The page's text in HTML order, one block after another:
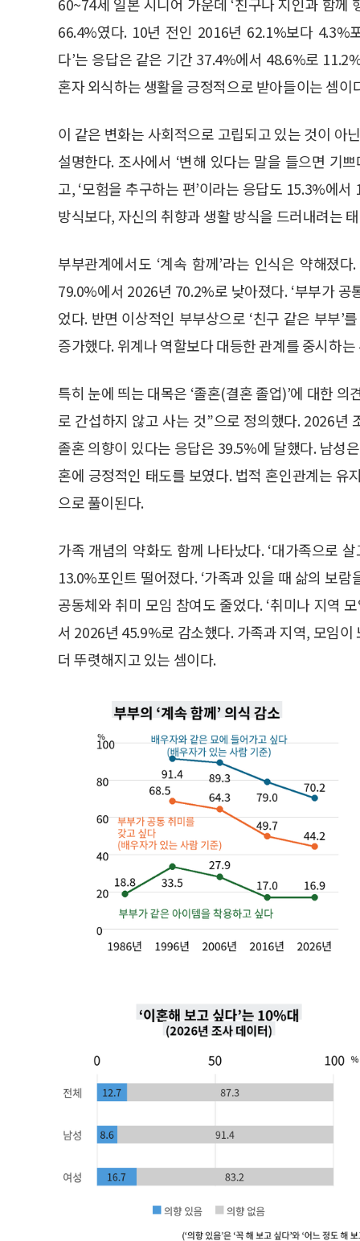
66.4%였다. 10년 전인 2016년 62.1%보다 4.3%
다’는 응답은 같은 기간 37.4%에서 48.6%로
혼자 외식하는 생활을 긍정적으로 받아들이는 셈이
이 같은 변화는 사회적으로 고립되고 있는 것이 아
설명한다. 조사에서 ‘변해 있다는 말을 들으면 기
고, ‘모험을 추구하는 편’이라는 응답도 15.3%에
방식보다, 자신의 취향과 생활 방식을 드러내려는
부부관계에서도 ‘계속 함께’라는 인식은 약해졌
79.0%에서 2026년 70.2%로 낮아졌다. ‘부부가
었다. 반면 이상적인 부부상으로 ‘친구 같은 부부
증가했다. 위계나 역할보다 대등한 관계를 중시하
특히 눈에 띄는 대목은 ‘졸혼(결혼 졸업)’에 대한
로 간섭하지 않고 사는 것”으로 정의했다. 2026년
졸혼 의향이 있다는 응답은 39.5%에 달했다. 남성
혼에 긍정적인 태도를 보였다. 법적 혼인관계는
으로 풀이된다.
가족 개념의 약화도 함께 나타났다. ‘대가족으로
13.0%포인트 떨어졌다. ‘가족과 있을 때 삶의 보
공동체와 취미 모임 참여도 줄었다. ‘취미나 지역
서 2026년 45.9%로 감소했다. 가족과 지역, 모임
더 뚜렷해지고 있는 셈이다.